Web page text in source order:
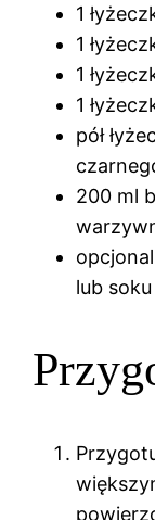
1
1
1
1
pół
200 ml
lub